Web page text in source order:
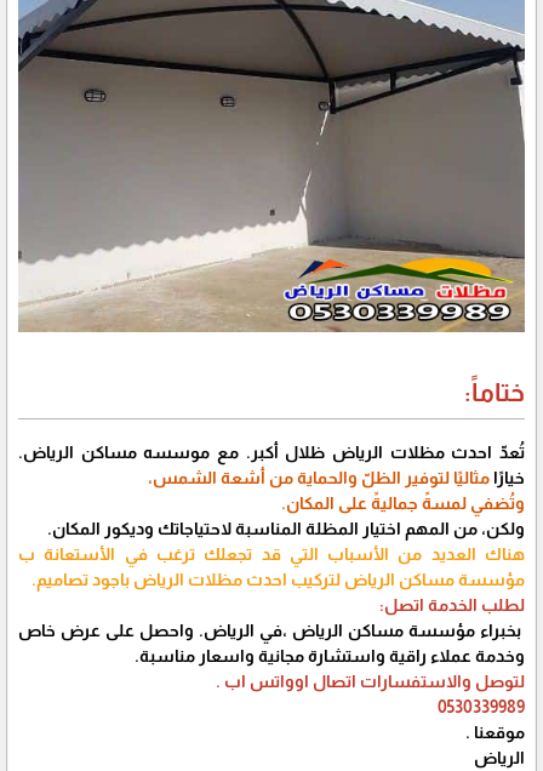
ختاماً:
تُعدّ احدث مظلات الرياض ظلال أكبر. مع موسسه مساكن الرياض.
خيارًا مثاليًا لتوفير الظلّ والحماية من أشعة الشمس،
وتُضفي لمسةً جماليةً على المكان.
ولكن، من المهم اختيار المظلة المناسبة لاحتياجاتك وديكور المكان.
هناك العديد من الأسباب التي قد تجعلك ترغب في الأستعانة ب
مؤسسة مساكن الرياض لتركيب احدث مظلات الرياض باجود تصاميم.
لطلب الخدمة اتصل:
بخبراء مؤسسة مساكن الرياض ،في الرياض. واحصل على عرض خاص
وخدمة عملاء راقية واستشارة مجانية واسعار مناسبة.
لتوصل والاستفسارات اتصال اوواتس اب .
0530339989
موقعنا .
الرياض